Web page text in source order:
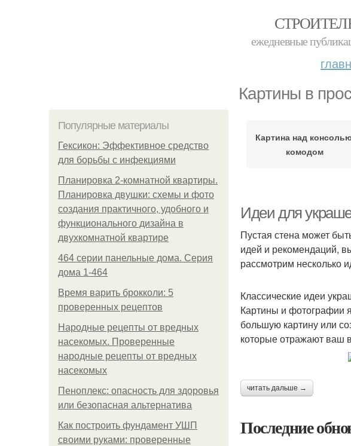
ежедневные
Картины в
Популярные материалы
Гексикон: Эффективное средство
для борьбы с инфекциями
Планировка 2-комнатной квартиры.
Планировка двушки: схемы и фото
создания практичного, удобного и
функционального дизайна в
двухкомнатной квартире
464 серии панельные дома. Серия
дома 1-464
Время варить брокколи: 5
проверенных рецептов
Народные рецепты от вредных
насекомых. Проверенные
народные рецепты от вредных
насекомых
Пеноплекс: опасность для здоровья
или безопасная альтернатива
Как построить фундамент УШП
своими руками: проверенные
Картина над
комодом
Идеи для
Пустая стена может
идей и рекомендаций,
рассмотрим несколько
Классические идеи
Картины и фотографии
большую картину или
которые отражают ваш
читать дальше →
Последние